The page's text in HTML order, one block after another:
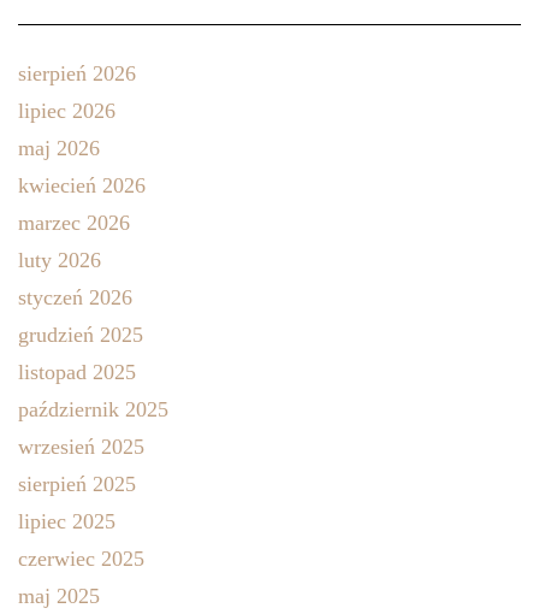
sierpień 2026
lipiec 2026
maj 2026
kwiecień 2026
marzec 2026
luty 2026
styczeń 2026
grudzień 2025
listopad 2025
październik 2025
wrzesień 2025
sierpień 2025
lipiec 2025
czerwiec 2025
maj 2025